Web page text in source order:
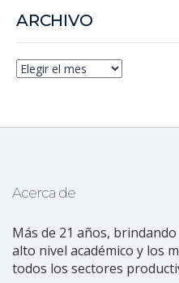
ARCHIVO
Acerca de
Más de 21 años,
alto nivel académico y los
todos los sectores